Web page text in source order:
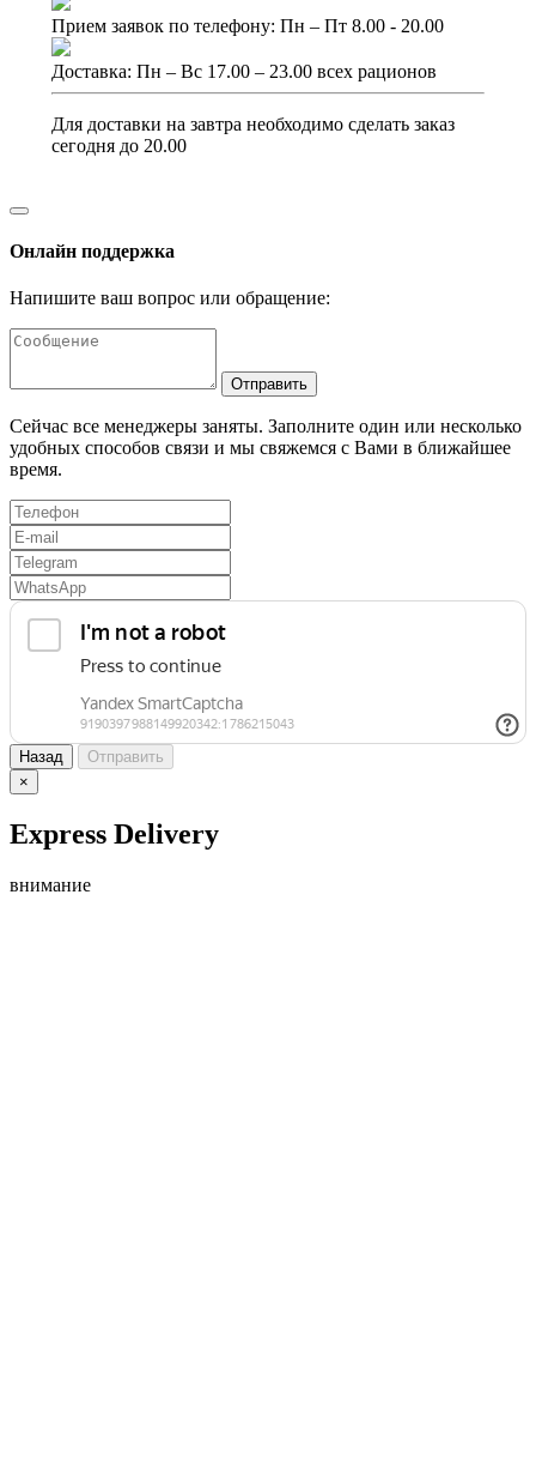
Прием заявок по телефону: Пн – Пт 8.00 - 20.00
Доставка: Пн – Вс 17.00 – 23.00 всех рационов
Для доставки на завтра необходимо сделать заказ
сегодня до 20.00
Онлайн поддержка
Напишите ваш вопрос или обращение:
Отправить
Сейчас все менеджеры заняты. Заполните один или несколько
удобных способов связи и мы свяжемся с Вами в ближайшее
время.
Назад
Отправить
×
Express Delivery
внимание